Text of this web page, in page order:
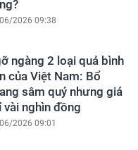
2026 09:38
ngàng 2 loại quả bình
của Việt Nam: Bổ
sâm quý nhưng giá
vài nghìn đồng
2026 09:01